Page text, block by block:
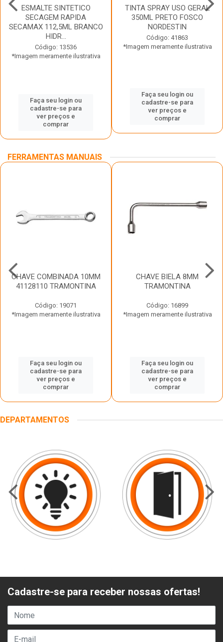
ESMALTE SINTETICO
SECAGEM RAPIDA
SECAMAX 112,5ML BRANCO
HIDR...
Código: 13536
*Imagem meramente ilustrativa
Faça seu login ou
cadastre-se para
ver preços e
comprar
TINTA SPRAY USO GERAL
350ML PRETO FOSCO
NORDESTIN
Código: 41863
*Imagem meramente ilustrativa
Faça seu login ou
cadastre-se para
ver preços e
comprar
FERRAMENTAS MANUAIS
CHAVE COMBINADA 10MM
41128110 TRAMONTINA
Código: 19071
*Imagem meramente ilustrativa
Faça seu login ou
cadastre-se para
ver preços e
comprar
CHAVE BIELA 8MM
TRAMONTINA
Código: 16899
*Imagem meramente ilustrativa
Faça seu login ou
cadastre-se para
ver preços e
comprar
DEPARTAMENTOS
Cadastre-se para receber nossas ofertas!